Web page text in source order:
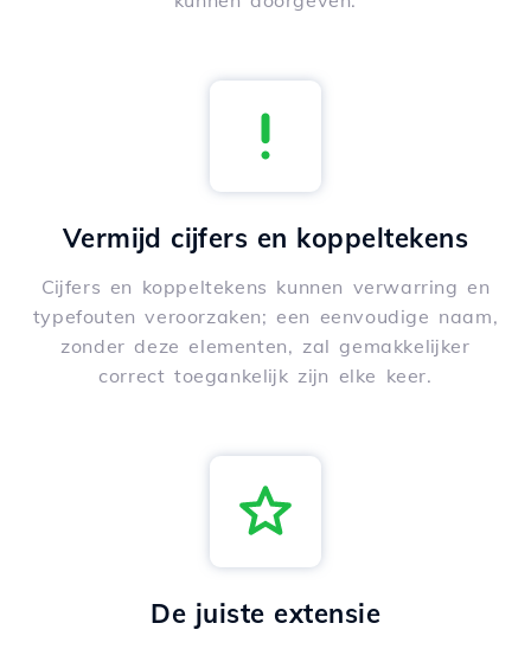
Vermijd cijfers en koppeltekens
Cijfers en koppeltekens kunnen verwarring en
typefouten veroorzaken; een eenvoudige naam,
zonder deze elementen, zal gemakkelijker
correct toegankelijk zijn elke keer.
De juiste extensie